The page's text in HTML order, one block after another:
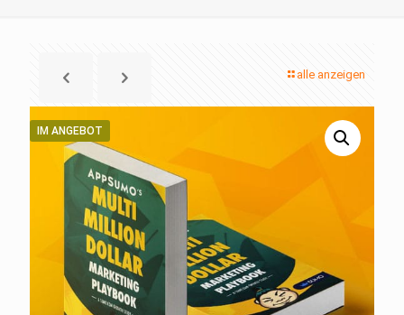
alle anzeigen
IM ANGEBOT